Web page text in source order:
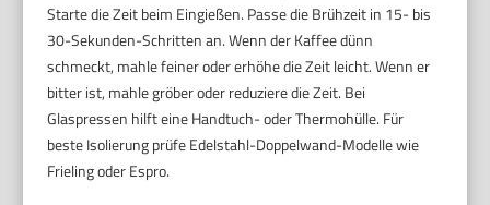
Starte die Zeit beim Eingießen. Passe die Brühzeit in 15- bis
30-Sekunden-Schritten an. Wenn der Kaffee dünn
schmeckt, mahle feiner oder erhöhe die Zeit leicht. Wenn er
bitter ist, mahle gröber oder reduziere die Zeit. Bei
Glaspressen hilft eine Handtuch- oder Thermohülle. Für
beste Isolierung prüfe Edelstahl-Doppelwand-Modelle wie
Frieling oder Espro.